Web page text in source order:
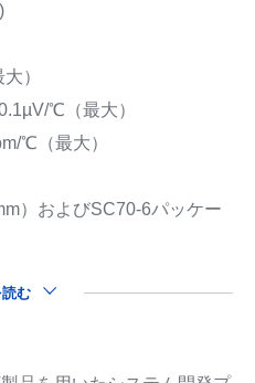
）
℃（最大）
℃（最大）
）およびSC70-6パッケー
む